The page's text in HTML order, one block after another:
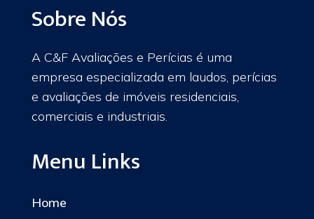
Sobre Nós
A C&F Avaliações e Perícias é uma
empresa especializada em laudos, perícias
e avaliações de imóveis residenciais,
comerciais e industriais.
Menu Links
Home